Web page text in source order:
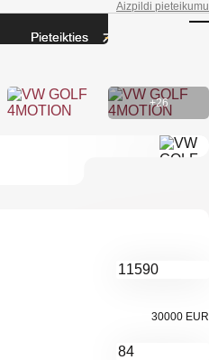
Aizpildi pieteikumu
+26
30000 EUR